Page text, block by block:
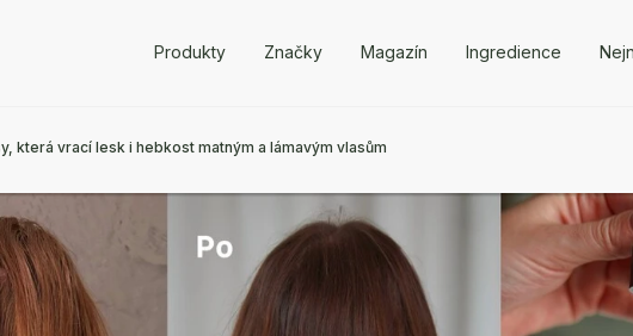
Produkty Značky Magazín Ingredience
která vrací lesk i hebkost matným a lámavým vlasům